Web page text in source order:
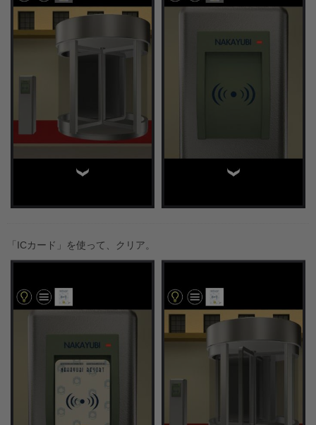
「ICカード」を使って、クリア。